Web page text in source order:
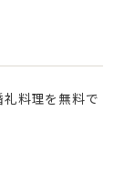
料理を無料で